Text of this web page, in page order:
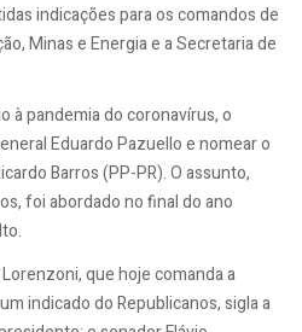
indicações para os comandos de
Minas e Energia e a Secretaria de
à pandemia do coronavírus, o
Eduardo Pazuello e nomear o
Barros (PP-PR). O assunto,
foi abordado no final do ano
que hoje comanda a
indicado do Republicanos, sigla a